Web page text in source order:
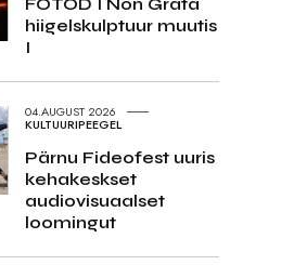
hiigelskulptuur muutis
I
04.AUGUST 2026
KULTUURIPEEGEL
Pärnu Fideofest uuris
kehakeskset
audiovisuaalset
loomingut